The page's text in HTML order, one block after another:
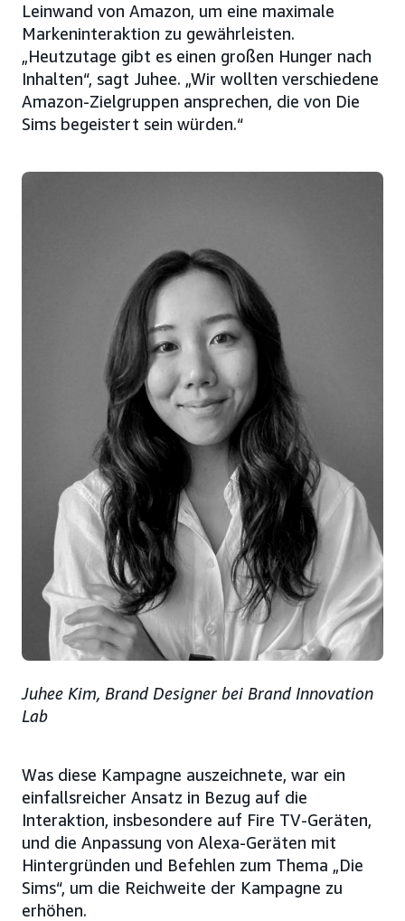
Leinwand von Amazon, um eine maximale
Markeninteraktion zu gewährleisten.
„Heutzutage gibt es einen großen Hunger nach
Inhalten“, sagt Juhee. „Wir wollten verschiedene
Amazon-Zielgruppen ansprechen, die von Die
Sims begeistert sein würden.“
Juhee Kim, Brand Designer bei Brand Innovation
Lab
Was diese Kampagne auszeichnete, war ein
einfallsreicher Ansatz in Bezug auf die
Interaktion, insbesondere auf Fire TV-Geräten,
und die Anpassung von Alexa-Geräten mit
Hintergründen und Befehlen zum Thema „Die
Sims“, um die Reichweite der Kampagne zu
erhöhen.